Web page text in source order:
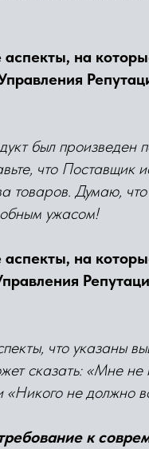
аспекты, на
был
что Поставщик
товаров. Думаю,
ужасом!
на
что указаны
сказать: «Мне
«Никого не должно
к